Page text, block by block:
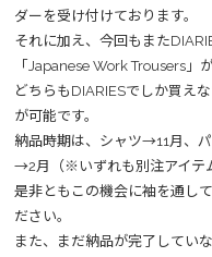
ダーを受け付けております。
それに加え、今回もまた
「Japanese Work Trousers」
どちらもDIARIESでしか買え
が可能です。
納品時期は、シャツ→11月、
→2月（※いずれも別注アイテ
是非ともこの機会に袖を通し
ださい。
また、まだ納品が完了してい